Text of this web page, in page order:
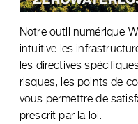
Notre outil numérique
intuitive les
les directives
risques, les points de
vous permettre de
prescrit par la loi.